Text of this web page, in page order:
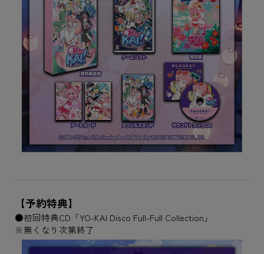
【予約特典】
●初回特典CD「YO-KAI Disco Full-Full Collection」
※無くなり次第終了